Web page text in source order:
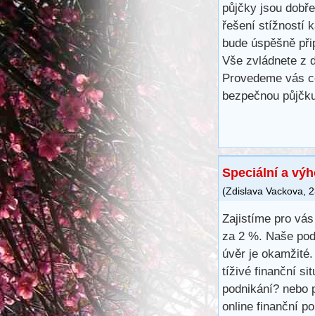
půjčky jsou
řešení stížností
bude úspěšně
Vše zvládnete z
Provedeme vás
bezpečnou
Speciální a
(Zdislava Vackova
Zajistíme pro
za 2 %. Naše
úvěr je
tíživé finanční
podnikání? nebo
online finanční